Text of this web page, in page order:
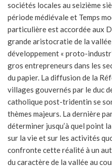
sociétés locales au seizième
période médiévale et Temps
particulière est accordée aux
grande aristocratie de la
développement « proto-
gros entrepreneurs dans les
du papier. La diffusion de la
villages gouvernés par le duc
catholique post-tridentin se
thèmes majeurs. La dernière
déterminer jusqu’à quel point
sur la vie et sur les activités
confronte cette réalité à un
du caractère de la vallée au